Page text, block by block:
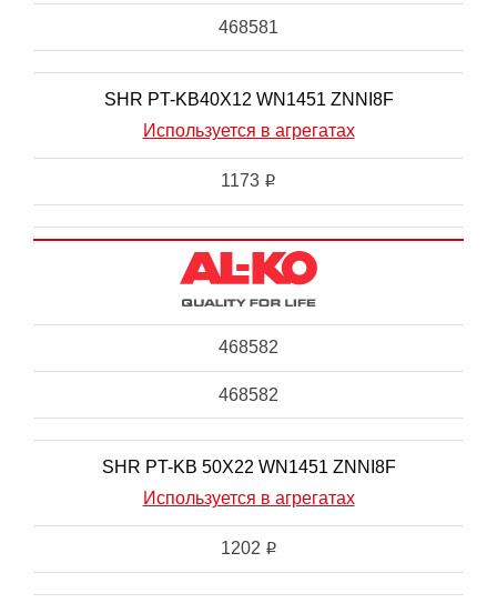
468581
SHR PT-KB40X12 WN1451 ZNNI8F
Используется в агрегатах
1173 i
468582
468582
SHR PT-KB 50X22 WN1451 ZNNI8F
Используется в агрегатах
1202 i